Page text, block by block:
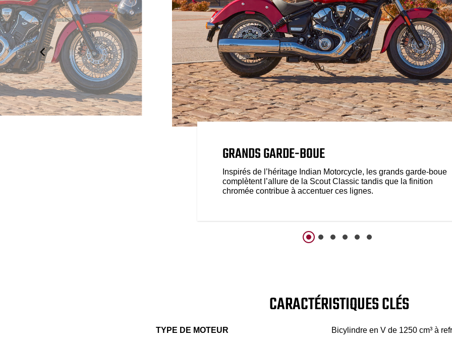
GRANDS GARDE-BOUE
Inspirés de l’héritage Indian Motorcycle, les grands garde-boue
complètent l’allure de la Scout Classic tandis que la finition
chromée contribue à accentuer ces lignes.
CARACTÉRISTIQUES CLÉS
TYPE DE MOTEUR Bicylindre en V de 1250 cm³ à